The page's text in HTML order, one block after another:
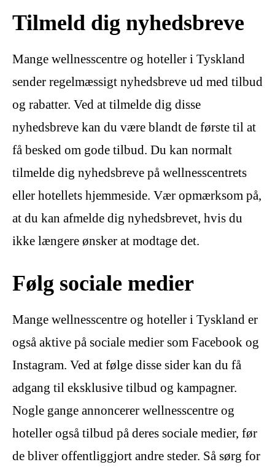
Tilmeld dig nyhedsbreve
Mange wellnesscentre og hoteller i Tyskland
sender regelmæssigt nyhedsbreve ud med tilbud
og rabatter. Ved at tilmelde dig disse
nyhedsbreve kan du være blandt de første til at
få besked om gode tilbud. Du kan normalt
tilmelde dig nyhedsbreve på wellnesscentrets
eller hotellets hjemmeside. Vær opmærksom på,
at du kan afmelde dig nyhedsbrevet, hvis du
ikke længere ønsker at modtage det.
Følg sociale medier
Mange wellnesscentre og hoteller i Tyskland er
også aktive på sociale medier som Facebook og
Instagram. Ved at følge disse sider kan du få
adgang til eksklusive tilbud og kampagner.
Nogle gange annoncerer wellnesscentre og
hoteller også tilbud på deres sociale medier, før
de bliver offentliggjort andre steder. Så sørg for